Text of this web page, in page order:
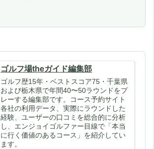
ゴルフ場theガイド編集部
ゴルフ歴15年・ベストスコア75・千葉県
および栃木県で年間40〜50ラウンドをプ
レーする編集部です。コース予約サイト
各社の利用データ、実際にラウンドした
経験、ユーザーの口コミを総合的に分析
し、エンジョイゴルファー目線で「本当
に行く価値のあるコース」を紹介してい
ます。